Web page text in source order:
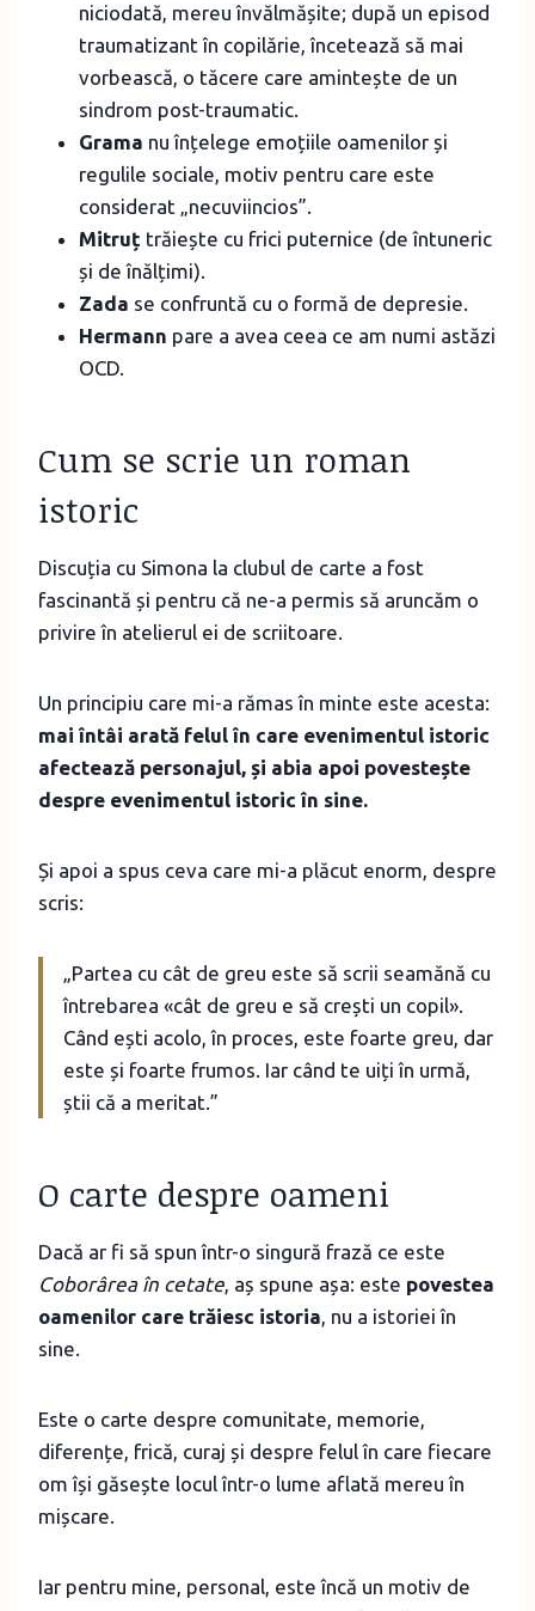
niciodată, mereu învălmășite; după un episod
traumatizant în copilărie, încetează să mai
vorbească, o tăcere care amintește de un
sindrom post-traumatic.
Grama nu înțelege emoțiile oamenilor și
regulile sociale, motiv pentru care este
considerat „necuviincios”.
Mitruț trăiește cu frici puternice (de întuneric
și de înălțimi).
Zada se confruntă cu o formă de depresie.
Hermann pare a avea ceea ce am numi astăzi
OCD.
Cum se scrie un roman
istoric
Discuția cu Simona la clubul de carte a fost
fascinantă și pentru că ne-a permis să aruncăm o
privire în atelierul ei de scriitoare.
Un principiu care mi-a rămas în minte este acesta:
mai întâi arată felul în care evenimentul istoric
afectează personajul, și abia apoi povestește
despre evenimentul istoric în sine.
Și apoi a spus ceva care mi-a plăcut enorm, despre
scris:
„Partea cu cât de greu este să scrii seamănă cu
întrebarea «cât de greu e să crești un copil».
Când ești acolo, în proces, este foarte greu, dar
este și foarte frumos. Iar când te uiți în urmă,
știi că a meritat.”
O carte despre oameni
Dacă ar fi să spun într-o singură frază ce este
Coborârea în cetate, aș spune așa: este povestea
oamenilor care trăiesc istoria, nu a istoriei în
sine.
Este o carte despre comunitate, memorie,
diferențe, frică, curaj și despre felul în care fiecare
om își găsește locul într-o lume aflată mereu în
mișcare.
Iar pentru mine, personal, este încă un motiv de